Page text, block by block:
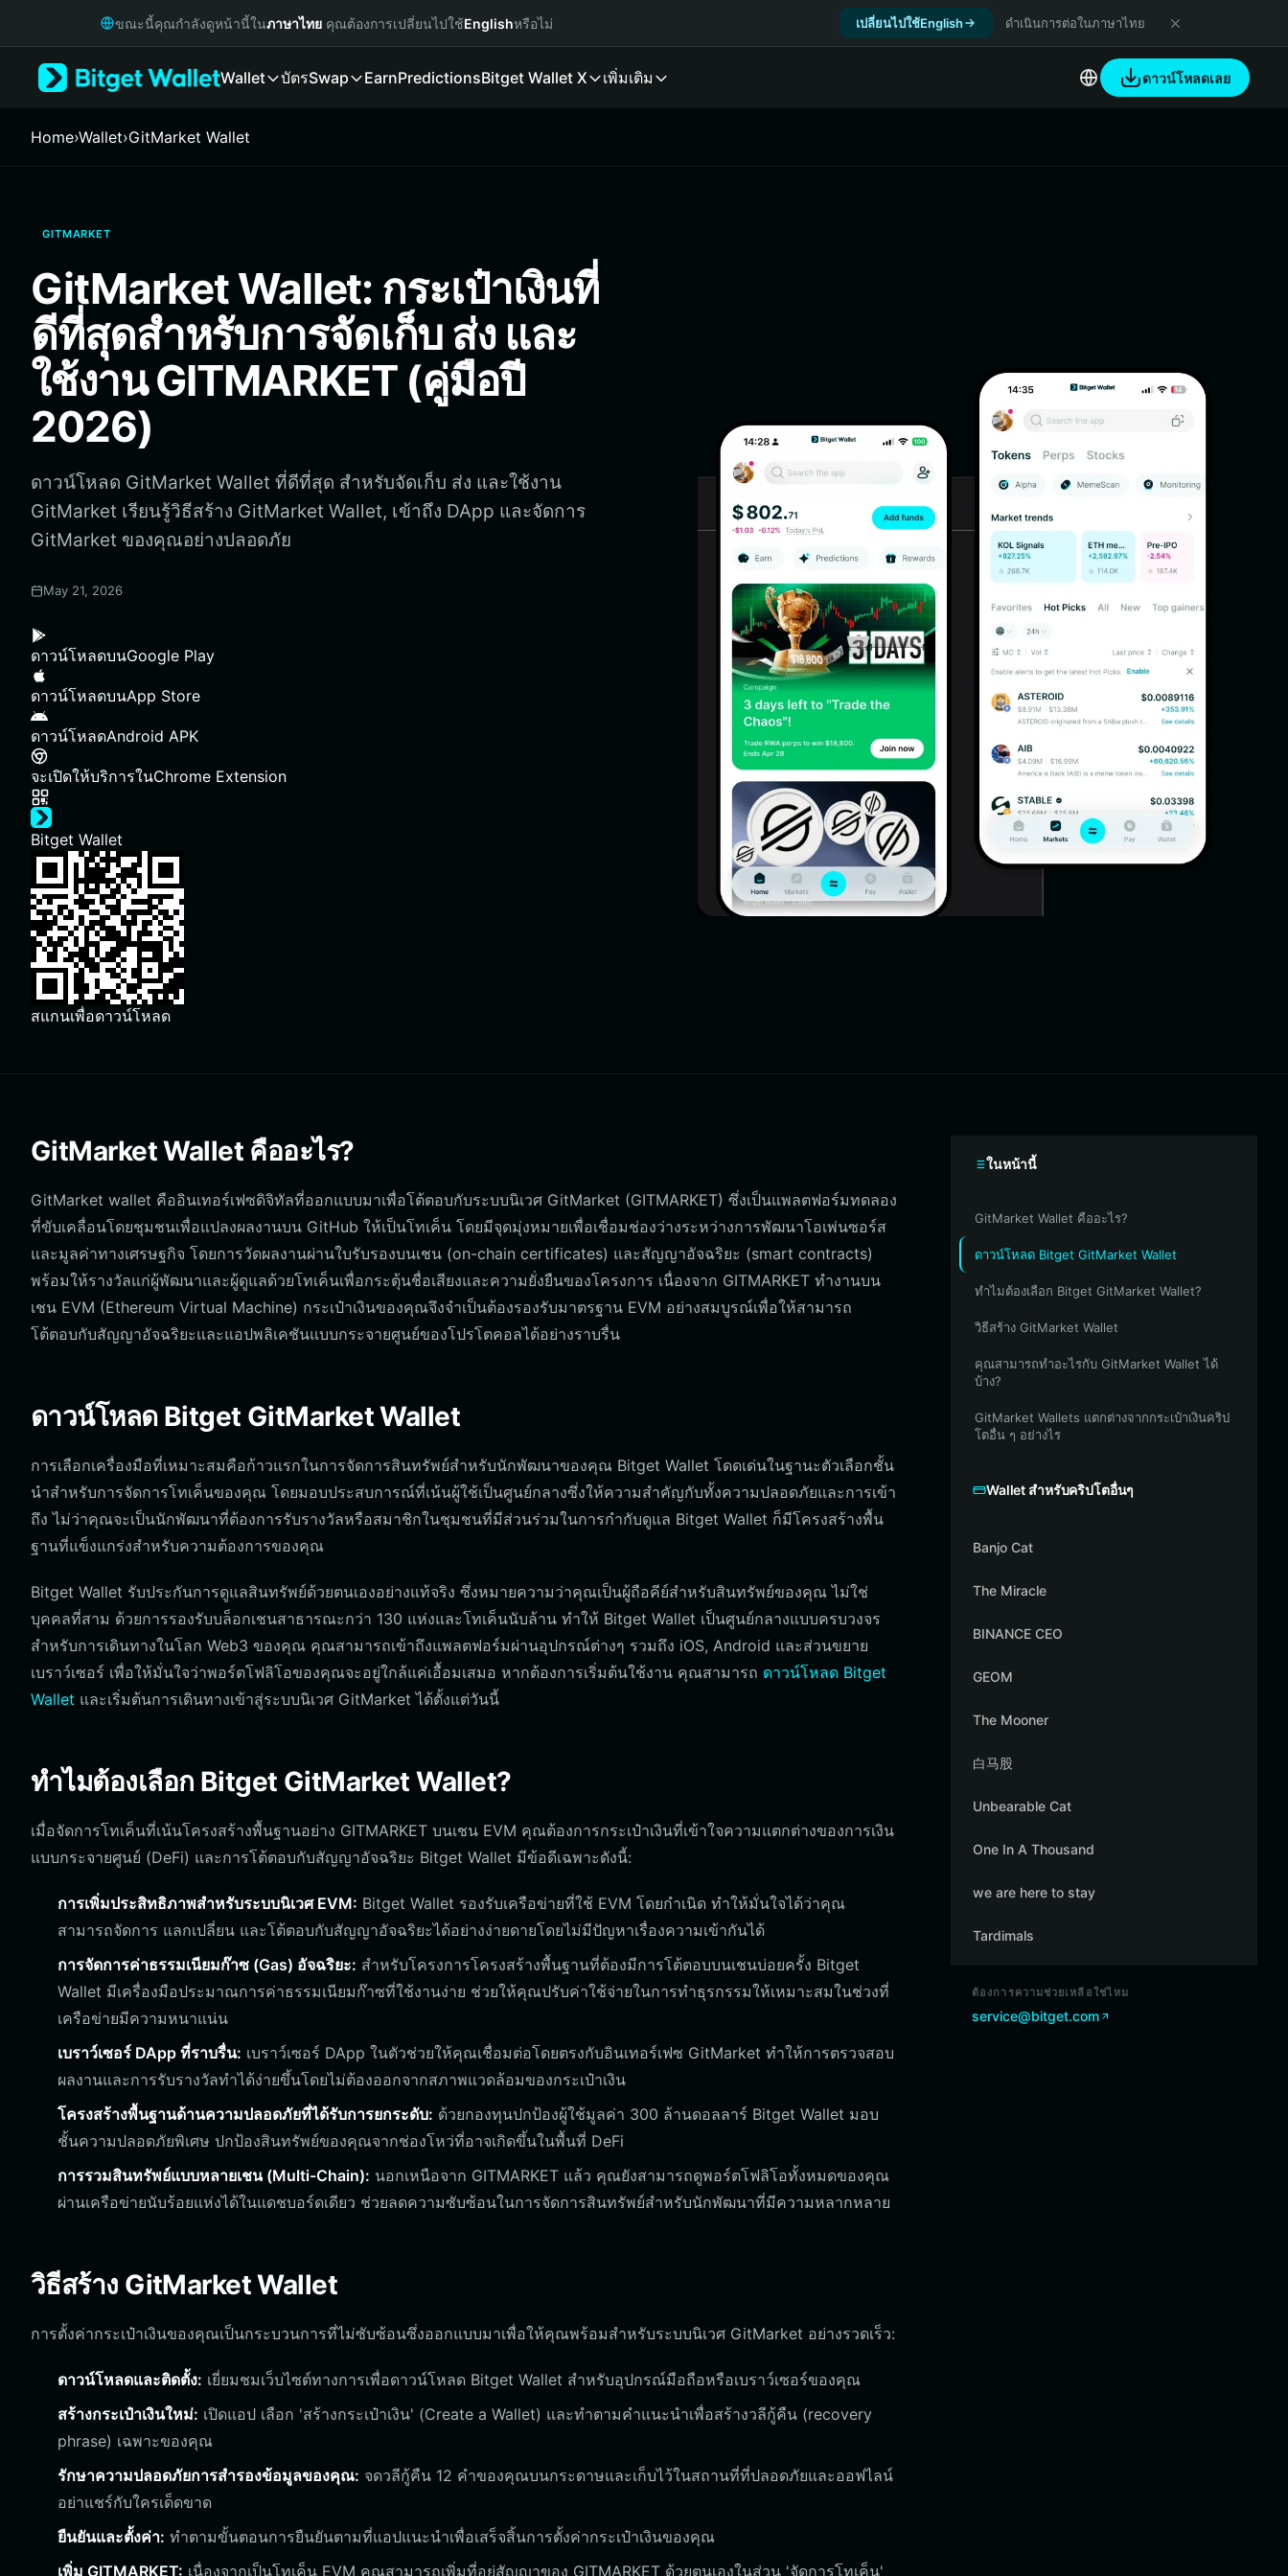
Русский
Italiano
繁體中文
Bahasa Indonesia
ภาษาไทย
Español
Português (Brasil)
Español (Argentina)
ขณะนี้คุณกำลังดูหน้านี้ในภาษาไทย คุณต้องการเปลี่ยนไปใช้Englishหรือไม่ เปลี่ยนไปใช้English ดำเนินการต่อในภาษาไทย
Wallet บัตรSwap EarnPredictionsBitget Wallet X เพิ่มเติม ดาวน์โหลดเลย
Home›Wallet›GitMarket Wallet
GITMARKET
GitMarket Wallet: กระเป๋าเงินที่
ดีที่สุดสำหรับการจัดเก็บ ส่ง และ
ใช้งาน GITMARKET (คู่มือปี
2026)
ดาวน์โหลด GitMarket Wallet ที่ดีที่สุด สำหรับจัดเก็บ ส่ง และใช้งาน
GitMarket เรียนรู้วิธีสร้าง GitMarket Wallet, เข้าถึง DApp และจัดการ
GitMarket ของคุณอย่างปลอดภัย
May 21, 2026
ดาวน์โหลดบนGoogle Play
ดาวน์โหลดบนApp Store
ดาวน์โหลดAndroid APK
จะเปิดให้บริการในChrome Extension
Bitget Wallet
สแกนเพื่อดาวน์โหลด
GitMarket Wallet คืออะไร?
GitMarket wallet คืออินเทอร์เฟซดิจิทัลที่ออกแบบมาเพื่อโต้ตอบกับระบบนิเวศ GitMarket (GITMARKET) ซึ่งเป็นแพลตฟอร์มทดลอง
ที่ขับเคลื่อนโดยชุมชนเพื่อแปลงผลงานบน GitHub ให้เป็นโทเค็น โดยมีจุดมุ่งหมายเพื่อเชื่อมช่องว่างระหว่างการพัฒนาโอเพ่นซอร์ส
และมูลค่าทางเศรษฐกิจ โดยการวัดผลงานผ่านใบรับรองบนเชน (on-chain certificates) และสัญญาอัจฉริยะ (smart contracts)
พร้อมให้รางวัลแก่ผู้พัฒนาและผู้ดูแลด้วยโทเค็นเพื่อกระตุ้นชื่อเสียงและความยั่งยืนของโครงการ เนื่องจาก GITMARKET ทำงานบน
เชน EVM (Ethereum Virtual Machine) กระเป๋าเงินของคุณจึงจำเป็นต้องรองรับมาตรฐาน EVM อย่างสมบูรณ์เพื่อให้สามารถ
โต้ตอบกับสัญญาอัจฉริยะและแอปพลิเคชันแบบกระจายศูนย์ของโปรโตคอลได้อย่างราบรื่น
ดาวน์โหลด Bitget GitMarket Wallet
การเลือกเครื่องมือที่เหมาะสมคือก้าวแรกในการจัดการสินทรัพย์สำหรับนักพัฒนาของคุณ Bitget Wallet โดดเด่นในฐานะตัวเลือกชั้น
นำสำหรับการจัดการโทเค็นของคุณ โดยมอบประสบการณ์ที่เน้นผู้ใช้เป็นศูนย์กลางซึ่งให้ความสำคัญกับทั้งความปลอดภัยและการเข้า
ถึง ไม่ว่าคุณจะเป็นนักพัฒนาที่ต้องการรับรางวัลหรือสมาชิกในชุมชนที่มีส่วนร่วมในการกำกับดูแล Bitget Wallet ก็มีโครงสร้างพื้น
ฐานที่แข็งแกร่งสำหรับความต้องการของคุณ
Bitget Wallet รับประกันการดูแลสินทรัพย์ด้วยตนเองอย่างแท้จริง ซึ่งหมายความว่าคุณเป็นผู้ถือคีย์สำหรับสินทรัพย์ของคุณ ไม่ใช่
บุคคลที่สาม ด้วยการรองรับบล็อกเชนสาธารณะกว่า 130 แห่งและโทเค็นนับล้าน ทำให้ Bitget Wallet เป็นศูนย์กลางแบบครบวงจร
สำหรับการเดินทางในโลก Web3 ของคุณ คุณสามารถเข้าถึงแพลตฟอร์มผ่านอุปกรณ์ต่างๆ รวมถึง iOS, Android และส่วนขยาย
เบราว์เซอร์ เพื่อให้มั่นใจว่าพอร์ตโฟลิโอของคุณจะอยู่ใกล้แค่เอื้อมเสมอ หากต้องการเริ่มต้นใช้งาน คุณสามารถ ดาวน์โหลด Bitget
Wallet และเริ่มต้นการเดินทางเข้าสู่ระบบนิเวศ GitMarket ได้ตั้งแต่วันนี้
ทำไมต้องเลือก Bitget GitMarket Wallet?
เมื่อจัดการโทเค็นที่เน้นโครงสร้างพื้นฐานอย่าง GITMARKET บนเชน EVM คุณต้องการกระเป๋าเงินที่เข้าใจความแตกต่างของการเงิน
แบบกระจายศูนย์ (DeFi) และการโต้ตอบกับสัญญาอัจฉริยะ Bitget Wallet มีข้อดีเฉพาะดังนี้:
การเพิ่มประสิทธิภาพสำหรับระบบนิเวศ EVM: Bitget Wallet รองรับเครือข่ายที่ใช้ EVM โดยกำเนิด ทำให้มั่นใจได้ว่าคุณ
สามารถจัดการ แลกเปลี่ยน และโต้ตอบกับสัญญาอัจฉริยะได้อย่างง่ายดายโดยไม่มีปัญหาเรื่องความเข้ากันได้
การจัดการค่าธรรมเนียมก๊าซ (Gas) อัจฉริยะ: สำหรับโครงการโครงสร้างพื้นฐานที่ต้องมีการโต้ตอบบนเชนบ่อยครั้ง Bitget
Wallet มีเครื่องมือประมาณการค่าธรรมเนียมก๊าซที่ใช้งานง่าย ช่วยให้คุณปรับค่าใช้จ่ายในการทำธุรกรรมให้เหมาะสมในช่วงที่
เครือข่ายมีความหนาแน่น
เบราว์เซอร์ DApp ที่ราบรื่น: เบราว์เซอร์ DApp ในตัวช่วยให้คุณเชื่อมต่อโดยตรงกับอินเทอร์เฟซ GitMarket ทำให้การตรวจสอบ
ผลงานและการรับรางวัลทำได้ง่ายขึ้นโดยไม่ต้องออกจากสภาพแวดล้อมของกระเป๋าเงิน
โครงสร้างพื้นฐานด้านความปลอดภัยที่ได้รับการยกระดับ: ด้วยกองทุนปกป้องผู้ใช้มูลค่า 300 ล้านดอลลาร์ Bitget Wallet มอบ
ชั้นความปลอดภัยพิเศษ ปกป้องสินทรัพย์ของคุณจากช่องโหว่ที่อาจเกิดขึ้นในพื้นที่ DeFi
การรวมสินทรัพย์แบบหลายเชน (Multi-Chain): นอกเหนือจาก GITMARKET แล้ว คุณยังสามารถดูพอร์ตโฟลิโอทั้งหมดของคุณ
ผ่านเครือข่ายนับร้อยแห่งได้ในแดชบอร์ดเดียว ช่วยลดความซับซ้อนในการจัดการสินทรัพย์สำหรับนักพัฒนาที่มีความหลากหลาย
วิธีสร้าง GitMarket Wallet
การตั้งค่ากระเป๋าเงินของคุณเป็นกระบวนการที่ไม่ซับซ้อนซึ่งออกแบบมาเพื่อให้คุณพร้อมสำหรับระบบนิเวศ GitMarket อย่างรวดเร็ว:
ดาวน์โหลดและติดตั้ง: เยี่ยมชมเว็บไซต์ทางการเพื่อดาวน์โหลด Bitget Wallet สำหรับอุปกรณ์มือถือหรือเบราว์เซอร์ของคุณ
สร้างกระเป๋าเงินใหม่: เปิดแอป เลือก 'สร้างกระเป๋าเงิน' (Create a Wallet) และทำตามคำแนะนำเพื่อสร้างวลีกู้คืน (recovery
phrase) เฉพาะของคุณ
รักษาความปลอดภัยการสำรองข้อมูลของคุณ: จดวลีกู้คืน 12 คำของคุณบนกระดาษและเก็บไว้ในสถานที่ที่ปลอดภัยและออฟไลน์
อย่าแชร์กับใครเด็ดขาด
ยืนยันและตั้งค่า: ทำตามขั้นตอนการยืนยันตามที่แอปแนะนำเพื่อเสร็จสิ้นการตั้งค่ากระเป๋าเงินของคุณ
เพิ่ม GITMARKET: เนื่องจากเป็นโทเค็น EVM คุณสามารถเพิ่มที่อยู่สัญญาของ GITMARKET ด้วยตนเองในส่วน 'จัดการโทเค็น'
ในหน้านี้
GitMarket Wallet คืออะไร?
ดาวน์โหลด Bitget GitMarket Wallet
ทำไมต้องเลือก Bitget GitMarket Wallet?
วิธีสร้าง GitMarket Wallet
คุณสามารถทำอะไรกับ GitMarket Wallet ได้
บ้าง?
GitMarket Wallets แตกต่างจากกระเป๋าเงินคริป
โตอื่น ๆ อย่างไร
Wallet สำหรับคริปโตอื่นๆ
Banjo Cat
The Miracle
BINANCE CEO
GEOM
The Mooner
白马股
Unbearable Cat
One In A Thousand
we are here to stay
Tardimals
ต้องการความช่วยเหลือใช่ไหม
service@bitget.com